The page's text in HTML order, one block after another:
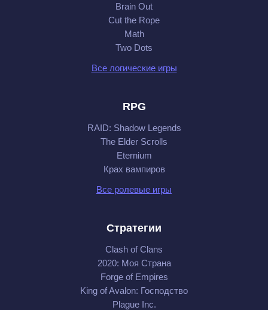
Brain Out
Cut the Rope
Math
Two Dots
Все логические игры
RPG
RAID: Shadow Legends
The Elder Scrolls
Eternium
Крах вампиров
Все ролевые игры
Стратегии
Clash of Clans
2020: Моя Cтрана
Forge of Empires
King of Avalon: Господство
Plague Inc.